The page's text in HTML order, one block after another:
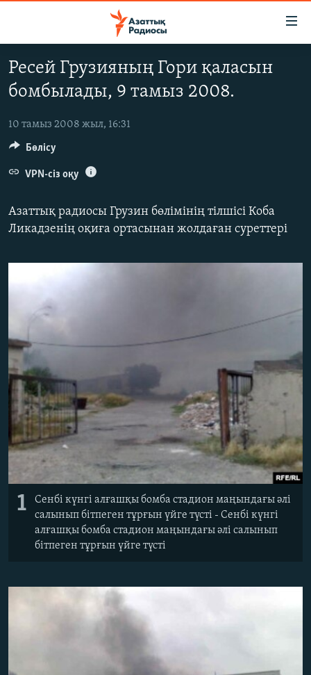
to
main
Skip
Navigation
to
Search
ЖАҢАЛЫҚТАР
САЯСАТ
AZATTYQTV
ҚАҢТАР ОҚИҒАСЫ
АДАМ ҚҰҚЫҚТАРЫ
ӘЛЕМ
Русский
ЖАЗЫЛЫҢЫЗ
Басқа тілдерде
Ресей Грузияның Гори қаласын
бомбылады, 9 тамыз 2008.
10 тамыз 2008 жыл, 16:31
Азаттық радиосы Грузин бөлімінің тілшісі Коба
Ликадзенің оқиға ортасынан жолдаған суреттері
1
Сенбі күнгі алғашқы бомба стадион маңындағы әлі
салынып бітпеген тұрғын үйге түсті - Сенбі күнгі
алғашқы бомба стадион маңындағы әлі салынып
бітпеген тұрғын үйге түсті
Бөлісу
VPN-сіз оқу